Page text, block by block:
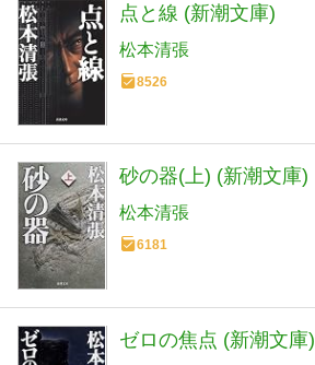
点と線 (新潮文庫)
松本清張
8526
砂の器(上) (新潮文庫)
松本清張
6181
ゼロの焦点 (新潮文庫)